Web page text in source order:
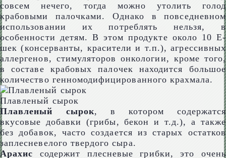
совсем нечего, тогда можно утолить голод
крабовыми палочками. Однако в повседневном
использовании их потреблять нельзя, в
особенности детям. В этом продукте около 10 Е-
шек (консерванты, красители и т.п.), агрессивных
аллергенов, стимуляторов онкологии, кроме того,
в составе крабовых палочек находится большое
количество генномодифицированного крахмала.
Плавленый сырок
Плавленый сырок, в котором содержатся
вкусовые добавки (грибы, бекон и т.д.), а также
без добавок, часто создается из старых остатков
заплесневелого твердого сыра.
Арахис содержит плесневые грибки, это очень